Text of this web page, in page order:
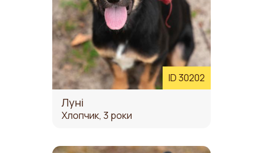
ID 30202
Луні
Хлопчик, 3 роки